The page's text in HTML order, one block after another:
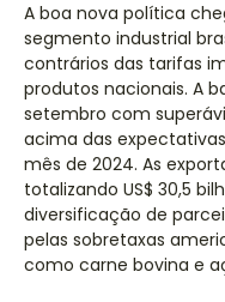
A boa nova política
segmento industrial
contrários das tarifas
produtos nacionais. A
setembro com
acima das
mês de 2024. As
totalizando US$ 30,5
diversificação de
pelas sobretaxas
como carne bovina e